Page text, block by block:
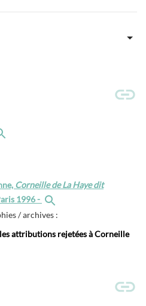
Corneille de La Haye dit
1996 -
/ archives :
les attributions rejetées à Corneille